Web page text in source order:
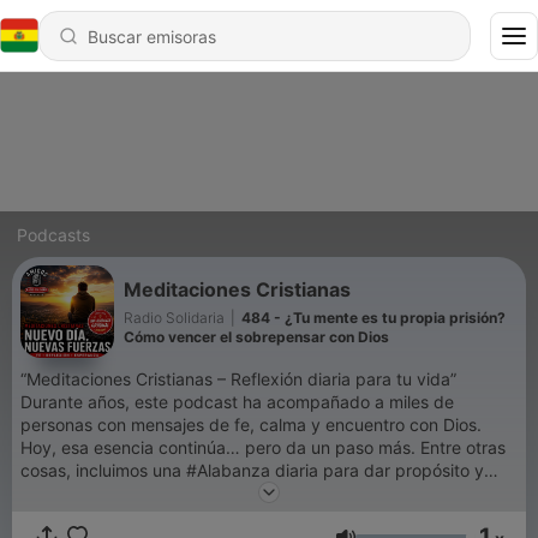
Podcasts
Meditaciones Cristianas
Radio Solidaria
484 - ¿Tu mente es tu propia prisión?
Cómo vencer el sobrepensar con Dios
“Meditaciones Cristianas – Reflexión diaria para tu vida”
Durante años, este podcast ha acompañado a miles de
personas con mensajes de fe, calma y encuentro con Dios.
Hoy, esa esencia continúa… pero da un paso más. Entre otras
cosas, incluimos una #Alabanza diaria para dar propósito y
compartir con esa persona tan especial. Las nuevas